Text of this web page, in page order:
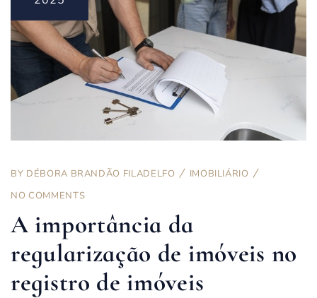
BY DÉBORA BRANDÃO FILADELFO
IMOBILIÁRIO
NO COMMENTS
A importância da
regularização de imóveis no
registro de imóveis